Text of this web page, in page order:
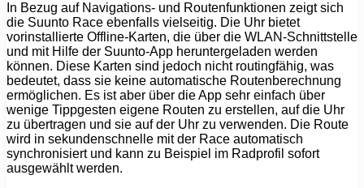
In Bezug auf Navigations- und Routenfunktionen zeigt sich
die Suunto Race ebenfalls vielseitig. Die Uhr bietet
vorinstallierte Offline-Karten, die über die WLAN-Schnittstelle
und mit Hilfe der Suunto-App heruntergeladen werden
können. Diese Karten sind jedoch nicht routingfähig, was
bedeutet, dass sie keine automatische Routenberechnung
ermöglichen. Es ist aber über die App sehr einfach über
wenige Tippgesten eigene Routen zu erstellen, auf die Uhr
zu übertragen und sie auf der Uhr zu verwenden. Die Route
wird in sekundenschnelle mit der Race automatisch
synchronisiert und kann zu Beispiel im Radprofil sofort
ausgewählt werden.